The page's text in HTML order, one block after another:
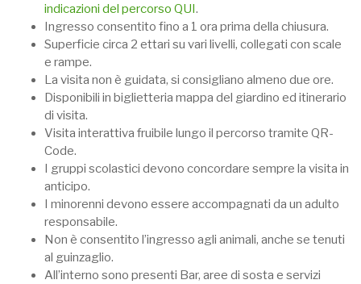
indicazioni del percorso QUI.
Ingresso consentito fino a 1 ora prima della chiusura.
Superficie circa 2 ettari su vari livelli, collegati con scale
e rampe.
La visita non è guidata, si consigliano almeno due ore.
Disponibili in biglietteria mappa del giardino ed itinerario
di visita.
Visita interattiva fruibile lungo il percorso tramite QR-
Code.
I gruppi scolastici devono concordare sempre la visita in
anticipo.
I minorenni devono essere accompagnati da un adulto
responsabile.
Non è consentito l’ingresso agli animali, anche se tenuti
al guinzaglio.
All’interno sono presenti Bar, aree di sosta e servizi